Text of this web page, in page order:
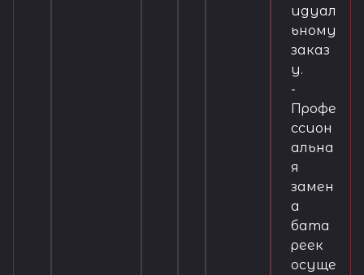
идуал
ьному
заказ
у.
-
Профе
ссион
альна
я
замен
а
бата
реек
осуще